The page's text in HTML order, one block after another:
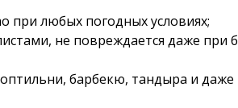
при любых погодных условиях;
не повреждается даже при
барбекю, тандыра и даже